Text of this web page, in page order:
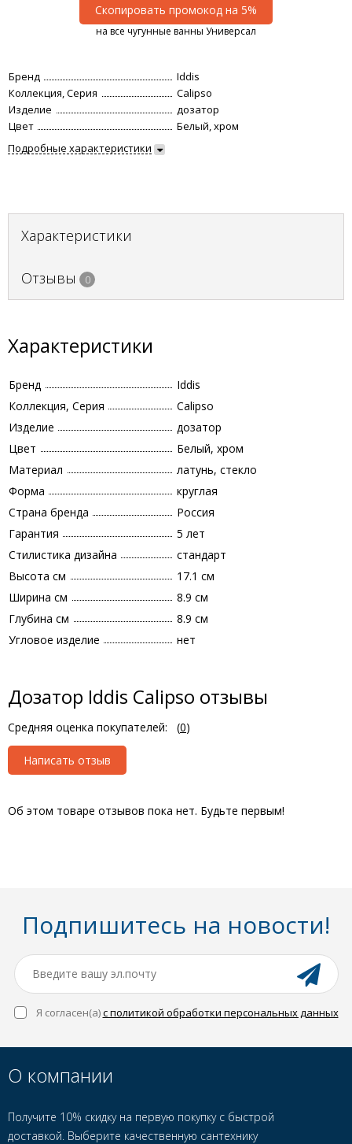
Скопировать промокод на 5%
на все чугунные ванны Универсал
Бренд
Iddis
Коллекция, Серия
Calipso
Изделие
дозатор
Цвет
Белый, хром
Подробные характеристики
Характеристики
Отзывы 0
Характеристики
Бренд
Iddis
Коллекция, Серия
Calipso
Изделие
дозатор
Цвет
Белый, хром
Материал
латунь, стекло
Форма
круглая
Страна бренда
Россия
Гарантия
5 лет
Стилистика дизайна
стандарт
Высота см
17.1 см
Ширина см
8.9 см
Глубина см
8.9 см
Угловое изделие
нет
Дозатор Iddis Calipso отзывы
Средняя оценка покупателей: (0)
Написать отзыв
Об этом товаре отзывов пока нет. Будьте первым!
Подпишитесь на новости!
Я согласен(a)с политикой обработки персональных данных
О компании
Получите 10% скидку на первую покупку с быстрой
доставкой. Выберите качественную сантехнику